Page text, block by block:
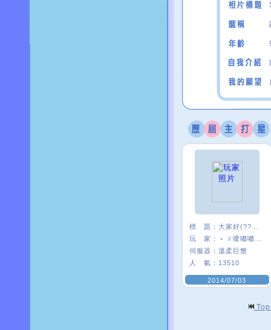
標 題：
玩 家：
伺服器： 溫柔巨蟹
人 氣： 13510
2014/07/03